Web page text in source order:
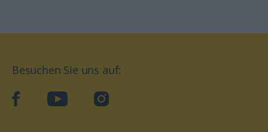
Besuchen Sie uns auf:
facebookYouTube Instagram